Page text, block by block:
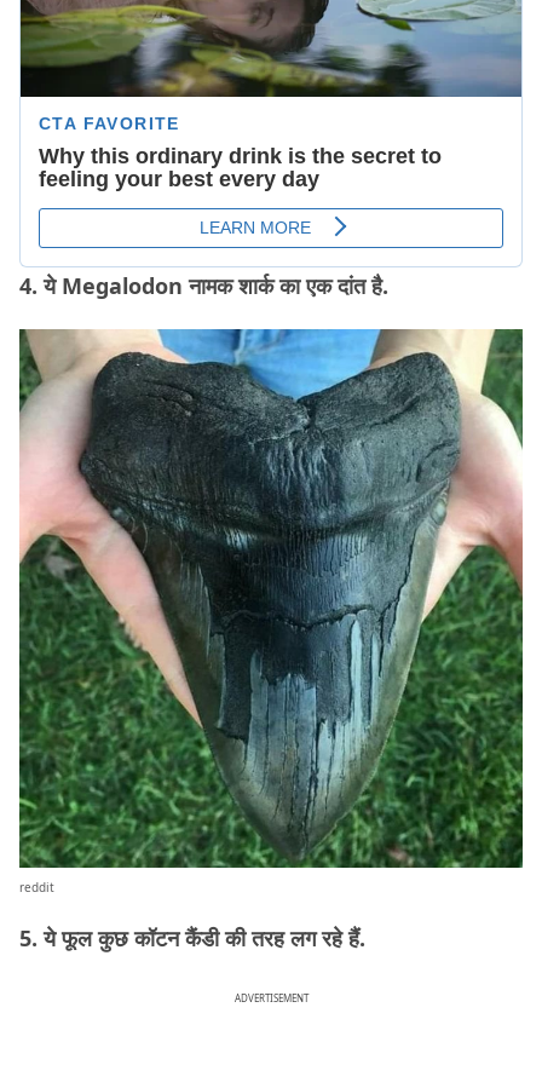
4. ये Megalodon नामक शार्क का एक दांत है.
reddit
5. ये फूल कुछ कॉटन कैंडी की तरह लग रहे हैं.
ADVERTISEMENT